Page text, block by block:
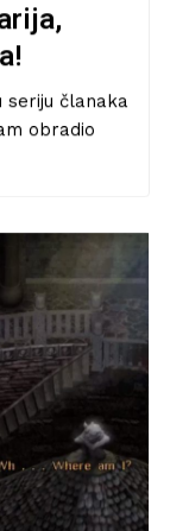
seriju članaka
obradio